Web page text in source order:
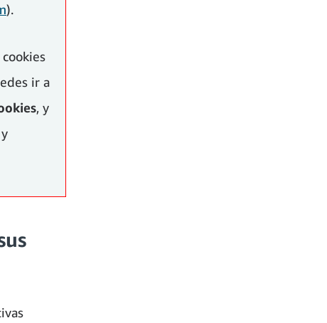
).
ir a
, y
y